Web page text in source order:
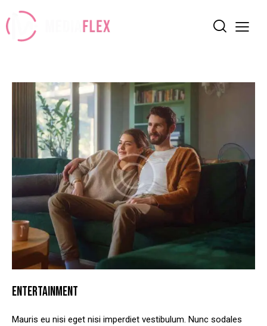
ENTERTAINMENT
Mauris eu nisi eget nisi imperdiet vestibulum. Nunc sodales